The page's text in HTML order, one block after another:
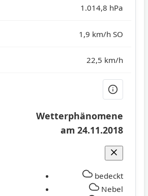
1.014,8 hPa
1,9 km/h SO
22,5 km/h
Wetterphänomene
am 24.11.2018
bedeckt
Nebel